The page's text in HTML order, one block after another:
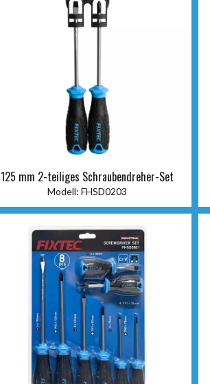
125 mm 2-teiliges Schraubendreher-Set
Modell: FHSD0203